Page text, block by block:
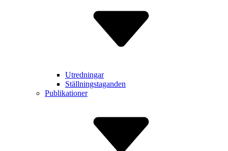
Utredningar
Ställningstaganden
Publikationer